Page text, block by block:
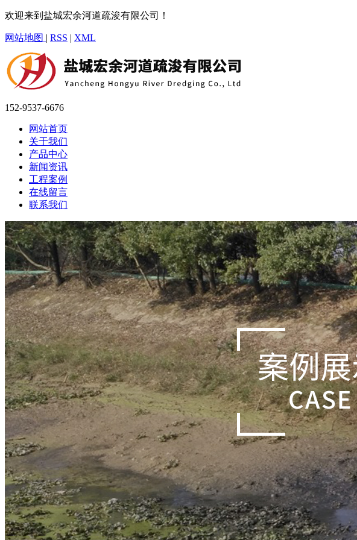
欢迎来到盐城宏余河道疏浚有限公司！
网站地图 | RSS | XML
152-9537-6676
网站首页
关于我们
产品中心
新闻资讯
工程案例
在线留言
联系我们